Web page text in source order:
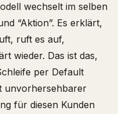
wechselt im selben
“Aktion”. Es erklärt,
ruft es auf,
wieder. Das ist das,
per Default
unvorhersehbarer
für diesen Kunden